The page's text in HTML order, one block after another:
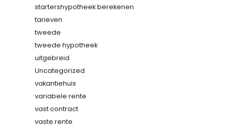
startershypotheek berekenen
tarieven
tweede
tweede hypotheek
uitgebreid
Uncategorized
vakantiehuis
variabele rente
vast contract
vaste rente